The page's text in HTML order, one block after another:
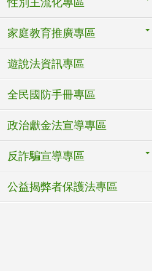
性別主流化專區
家庭教育推廣專區
遊說法資訊專區
全民國防手冊專區
政治獻金法宣導專區
反詐騙宣導專區
公益揭弊者保護法專區